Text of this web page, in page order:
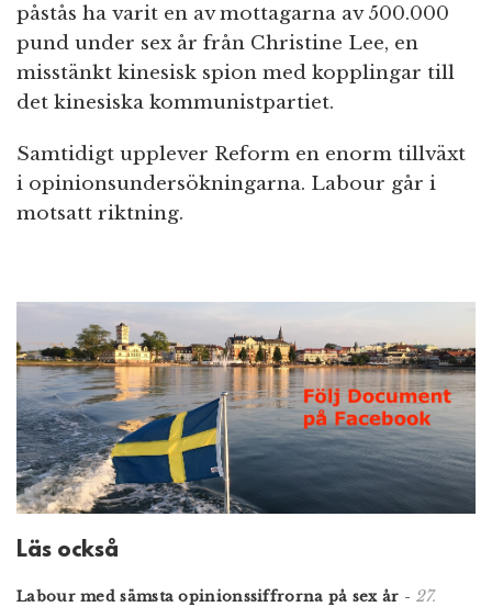
påstås ha varit en av mottagarna av 500.000
pund under sex år från Christine Lee, en
misstänkt kinesisk spion med kopplingar till
det kinesiska kommunistpartiet.
Samtidigt upplever Reform en enorm tillväxt
i opinionsundersökningarna. Labour går i
motsatt riktning.
Läs också
Labour med sämsta opinionssiffrorna på sex år - 27.